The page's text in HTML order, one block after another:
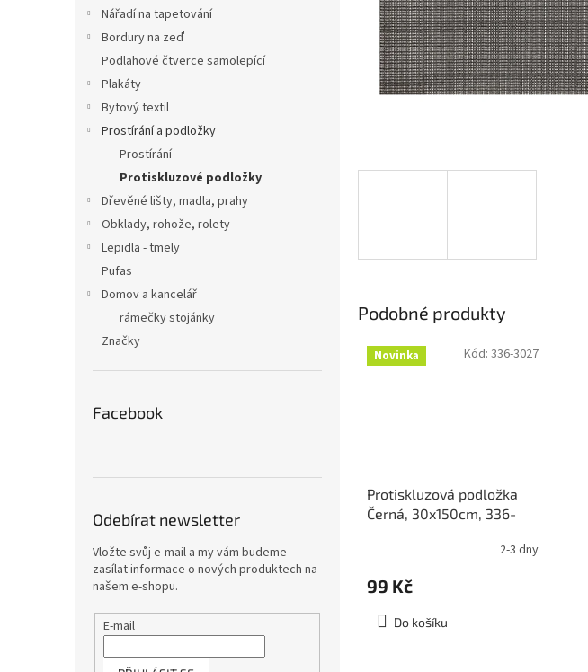
Nářadí na tapetování
Bordury na zeď
Podlahové čtverce samolepící
Plakáty
Bytový textil
Prostírání a podložky
Prostírání
Protiskluzové podložky
Dřevěné lišty, madla, prahy
Obklady, rohože, rolety
Lepidla - tmely
Pufas
Domov a kancelář
rámečky stojánky
Značky
Facebook
Odebírat newsletter
Vložte svůj e-mail a my vám budeme
zasílat informace o nových produktech na
našem e-shopu.
E-mail
Podobné produkty
Novinka
Protiskluzová podložka
Černá, 30x150cm, 336-
2-3 dny
99 Kč
Do košíku
Kód: 336-3027